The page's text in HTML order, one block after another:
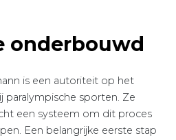
onderbouwd
is een autoriteit op het
paralympische sporten. Ze
een systeem om dit proces
Een belangrijke eerste stap